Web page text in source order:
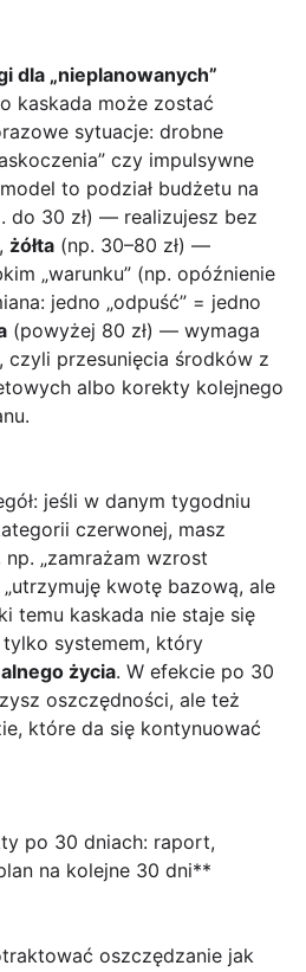
dla „nieplanowanych”
kaskada może zostać
sytuacje: drobne
czy impulsywne
to podział budżetu na
do 30 zł) — realizujesz bez
żółta (np. 30–80 zł) —
„warunku” (np. opóźnienie
jedno „odpuść” = jedno
(powyżej 80 zł) — wymaga
przesunięcia środków z
albo korekty kolejnego
jeśli w danym tygodniu
czerwonej, masz
„zamrażam wzrost
kwotę bazową, ale
temu kaskada nie staje się
systemem, który
życia. W efekcie po 30
oszczędności, ale też
które da się kontynuować
po 30 dniach: raport,
na kolejne 30 dni**
oszczędzanie jak